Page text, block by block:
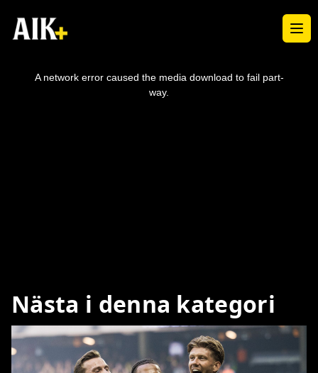
A network error caused the media download to fail part-
way.
Nästa i denna kategori